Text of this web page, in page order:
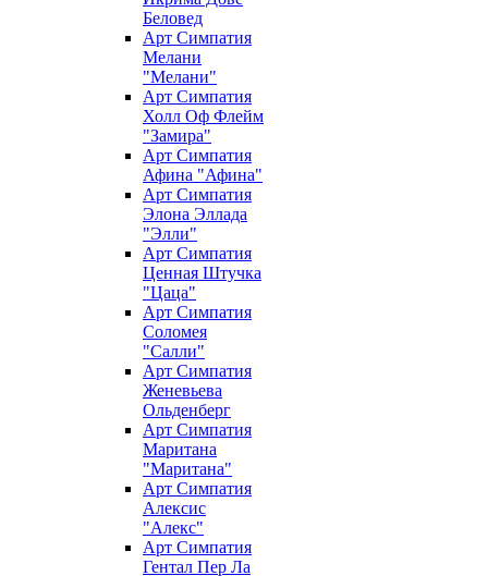
Беловед
Арт Симпатия
Мелани
"Мелани"
Арт Симпатия
Холл Оф Флейм
"Замира"
Арт Симпатия
Афина "Афина"
Арт Симпатия
Элона Эллада
"Элли"
Арт Симпатия
Ценная Штучка
"Цаца"
Арт Симпатия
Соломея
"Салли"
Арт Симпатия
Женевьева
Ольденберг
Арт Симпатия
Маритана
"Маритана"
Арт Симпатия
Алексис
"Алекс"
Арт Симпатия
Гентал Пер Ла